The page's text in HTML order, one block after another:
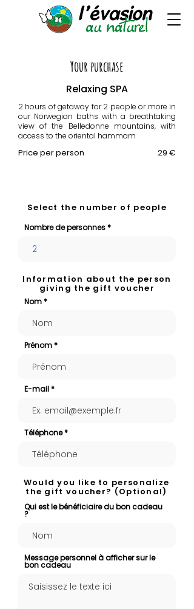
Your purchase
Relaxing SPA
2 hours of getaway for 2 people or more in
our Norwegian baths with a breathtaking
view of the Belledonne mountains, with
access to the oriental hammam
Price per person 29 €
Select the number of people
Nombre de personnes
Information about the person
giving the gift voucher
Nom
Prénom
E-mail
Téléphone
Would you like to personalize
the gift voucher? (Optional)
Qui est le bénéficiaire du bon cadeau
?
Message personnel à afficher sur le
bon cadeau